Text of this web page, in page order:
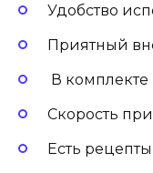
Удобство
Приятный
В
Скорость
Есть